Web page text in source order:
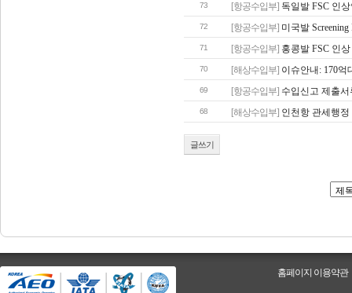
73 [항공수입부] 독일발 FSC 인
72 [항공수입부] 미국발
71 [항공수입부] 홍콩발 FSC 인
70 [해상수입부] 이슈안내: 170억
69 [항공수입부] 수입신고 제출
68 [해상수입부] 인천항 관세행
글쓰기
홈페이지 이용약관